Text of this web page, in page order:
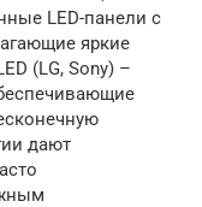
LED-панели с
яркие
(LG, Sony) –
дают